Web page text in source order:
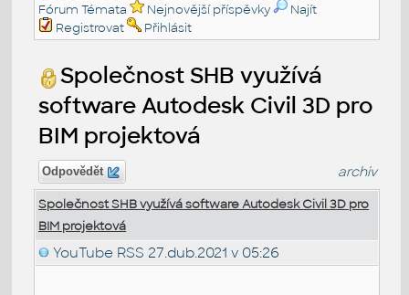
Fórum Témata
Nejnovější příspěvky
Najít
Registrovat
Přihlásit
Společnost SHB využívá
software Autodesk Civil 3D pro
BIM projektová
Odpovědět archiv
Společnost SHB využívá software Autodesk Civil 3D pro
BIM projektová
YouTube RSS 27.dub.2021 v 05:26